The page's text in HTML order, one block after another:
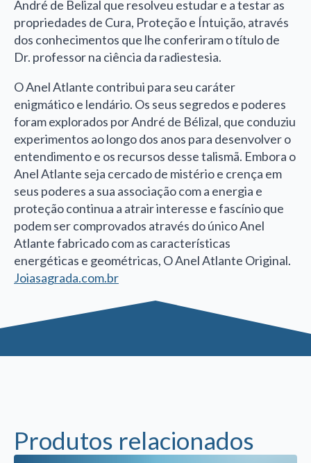
André de Belizal que resolveu estudar e a testar as
propriedades de Cura, Proteção e Íntuição, através
dos conhecimentos que lhe conferiram o título de
Dr. professor na ciência da radiestesia.
O Anel Atlante contribui para seu caráter
enigmático e lendário. Os seus segredos e poderes
foram explorados por André de Bélizal, que conduziu
experimentos ao longo dos anos para desenvolver o
entendimento e os recursos desse talismã. Embora o
Anel Atlante seja cercado de mistério e crença em
seus poderes a sua associação com a energia e
proteção continua a atrair interesse e fascínio que
podem ser comprovados através do único Anel
Atlante fabricado com as características
energéticas e geométricas, O Anel Atlante Original.
Joiasagrada.com.br
Produtos relacionados